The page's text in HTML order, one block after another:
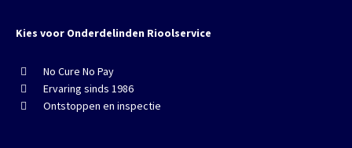
Kies voor Onderdelinden Rioolservice
No Cure No Pay
Ervaring sinds 1986
Ontstoppen en inspectie